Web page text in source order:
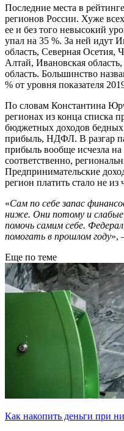
Последние места в
регионов России. Хуже
ее и без того невысокий
упал на 35 %. За ней идут
область, Северная Осетия,
Алтай, Ивановская
область. Большинство
% от уровня показателя
По словам Константина
регионах из конца списка
бюджетных доходов бедных
прибыль, НДФЛ. В разгар
прибыль вообще исчезла на
соответственно,
Предпринимательские
регион платить стало не из
«Сам по себе запас
ниже. Они потому и
помочь самим себе.
помогать в прошлом году»,
Еще по теме
Как накопить деньги при